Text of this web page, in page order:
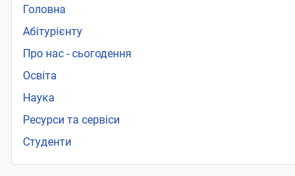
Головна
Абітурієнту
Про нас - сьогодення
Освіта
Наука
Ресурси та сервіси
Студенти